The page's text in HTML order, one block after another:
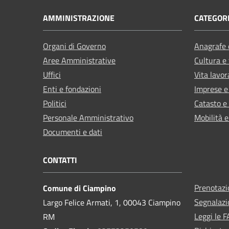
AMMINISTRAZIONE
Organi di Governo
Aree Amministrative
Uffici
Enti e fondazioni
Politici
Personale Amministrativo
Documenti e dati
Cultura
Vita
Imprese
Catasto
Mobilità
CONTATTI
Comune di Ciampino
Largo Felice Armati, 1, 00043 Ciampino
RM
Leggi le